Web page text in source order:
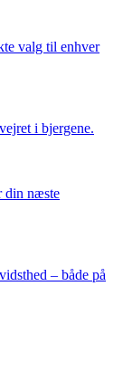
valg til enhver
i bjergene.
din næste
– både på